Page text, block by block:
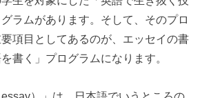
ラムがあります。そして、そのプロ
項目としてあるのが、エッセイの書
書く」プログラムになります。